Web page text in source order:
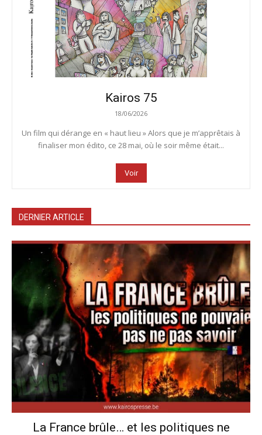
Kairos 75
18/06/2026
Un film qui dérange en « haut lieu » Alors que je m’apprêtais à
finaliser mon édito, ce 28 mai, où le soir même était...
Voir
DERNIER ARTICLE
La France brûle… et les politiques ne